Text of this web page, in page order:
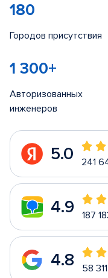
180
Городов присутствия
1 300+
Авторизованных
инженеров
5.0 241
4.9 187
4.8 58